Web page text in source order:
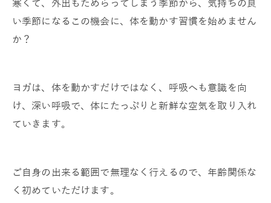
寒くて、外出もためらってしまう季節から、気持ちの良
い季節になるこの機会に、体を動かす習慣を始めません
か？
ヨガは、体を動かすだけではなく、呼吸へも意識を向
け、深い呼吸で、体にたっぷりと新鮮な空気を取り入れ
ていきます。
ご自身の出来る範囲で無理なく行えるので、年齢関係な
く初めていただけます。